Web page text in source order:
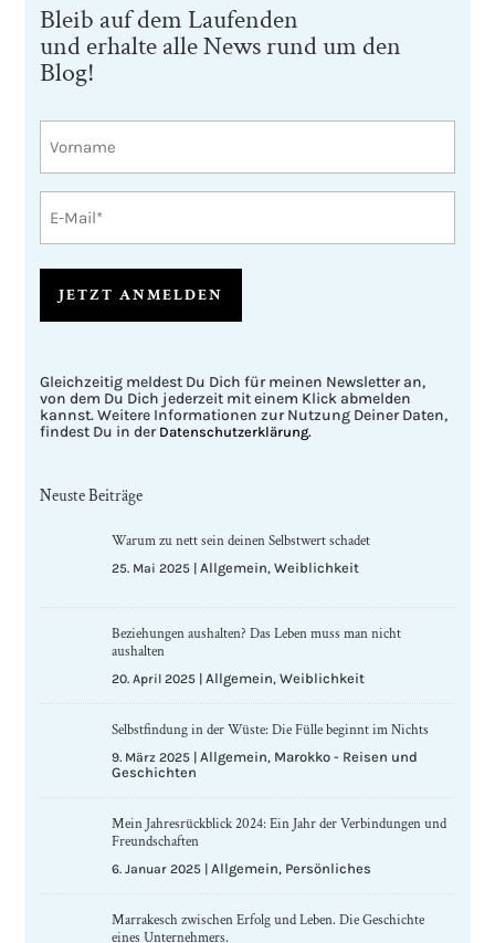
Bleib auf dem Laufenden
und erhalte alle News rund um den
Blog!
Vorname
E-
Mail
t
e
r
n
v
Gleichzeitig meldest Du Dich für meinen Newsletter an,
von dem Du Dich jederzeit mit einem Klick abmelden
kannst. Weitere Informationen zur Nutzung Deiner Daten,
findest Du in der Datenschutzerklärung.
Neuste Beiträge
Warum zu nett sein deinen Selbstwert schadet
25. Mai 2025 |Allgemein,Weiblichkeit
Beziehungen aushalten? Das Leben muss man nicht
aushalten
20. April 2025 |Allgemein,Weiblichkeit
Selbstfindung in der Wüste: Die Fülle beginnt im Nichts
9. März 2025 |Allgemein, Marokko - Reisen und
Geschichten
Mein Jahresrückblick 2024: Ein Jahr der Verbindungen und
Freundschaften
6. Januar 2025 |Allgemein, Persönliches
Marrakesch zwischen Erfolg und Leben. Die Geschichte
eines Unternehmers.